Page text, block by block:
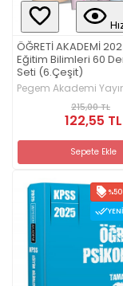
ÖĞRETİ AKADEMİ
Eğitim Bilimleri 60
Seti (6.Çeşit)
Pegem Akademi
215,00 TL
122,55 TL
Sepete Ekle